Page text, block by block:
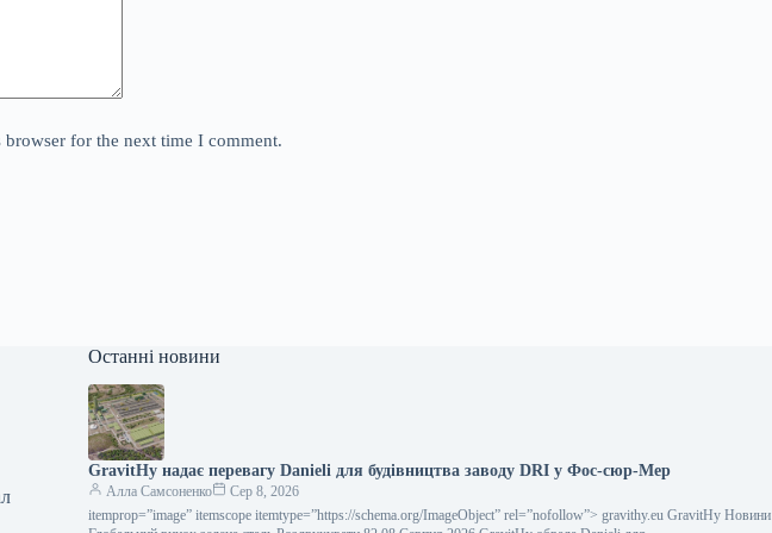
for the next time I comment.
Останні новини
GravitHy надає перевагу Danieli для будівництва заводу DRI у Фос-сюр-Мер
Алла Самсоненко
Сер 8, 2026
itemprop=”image” itemscope itemtype=”https://schema.org/ImageObject” rel=”nofollow”> gravithy.eu GravitHy Новини